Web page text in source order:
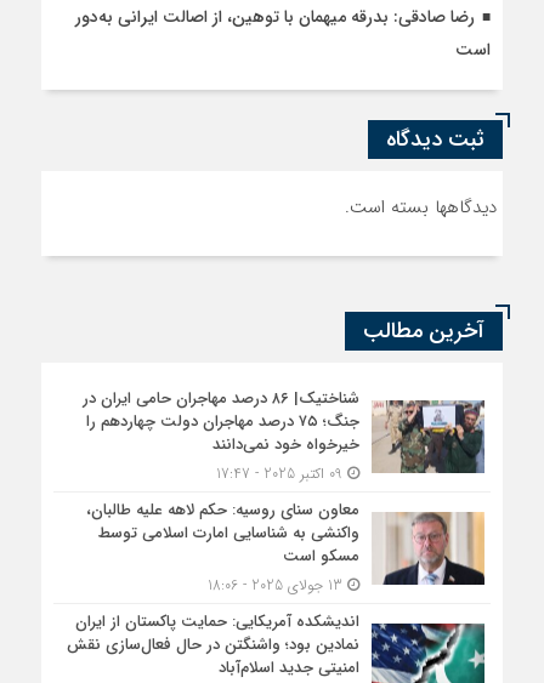
رضا صادقی: بدرقه میهمان با توهین، از اصالت ایرانی به‌دور
است
ثبت دیدگاه
دیدگاهها بسته است.
آخرین مطالب
شناختیک| ۸۶ درصد مهاجران حامی ایران در
جنگ؛ ۷۵ درصد مهاجران دولت چهاردهم را
خیرخواه خود نمی‌دانند
معاون سنای روسیه: حکم لاهه علیه طالبان،
واکنشی به شناسایی امارت اسلامی توسط
مسکو است
اندیشکده آمریکایی: حمایت پاکستان از ایران
نمادین بود؛ واشنگتن در حال فعال‌سازی نقش
امنیتی جدید اسلام‌آباد